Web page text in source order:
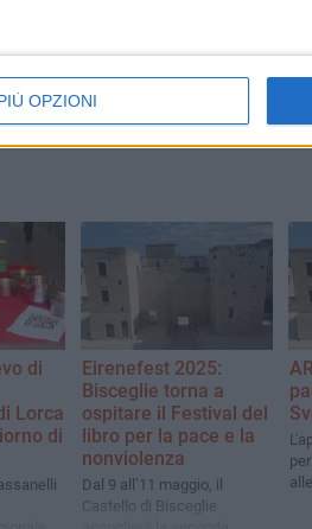
OPZIONI
di
Lorca
di
Eirenefest 2025:
Bisceglie torna a
ospitare il Festival del
libro per la pace e la
nonviolenza
Dal 9 all’11 maggio, il
Castello di Bisceglie